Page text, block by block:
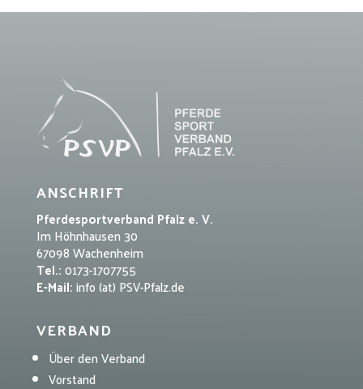
ANSCHRIFT
Pferdesportverband Pfalz e. V.
Im Höhnhausen 30
67098 Wachenheim
Tel.:0173-1707755
E-Mail:info (at) PSV-Pfalz.de
VERBAND
Über den Verband
Vorstand